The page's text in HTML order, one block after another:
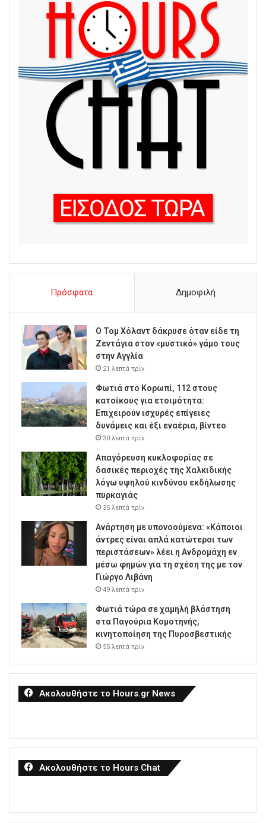
Πρόσφατα Δημοφιλή
Ο Τομ Χόλαντ δάκρυσε όταν είδε τη
Ζεντάγια στον «μυστικό» γάμο τους
στην Αγγλία
21 λεπτά πρίν
Φωτιά στο Κορωπί, 112 στους
κατοίκους για ετοιμότητα:
Επιχειρούν ισχυρές επίγειες
δυνάμεις και έξι εναέρια, βίντεο
30 λεπτά πρίν
Απαγόρευση κυκλοφορίας σε
δασικές περιοχές της Χαλκιδικής
λόγω υψηλού κινδύνου εκδήλωσης
πυρκαγιάς
35 λεπτά πρίν
Ανάρτηση με υπονοούμενα: «Κάποιοι
άντρες είναι απλά κατώτεροι των
περιστάσεων» λέει η Ανδρομάχη εν
μέσω φημών για τη σχέση της με τον
Γιώργο Λιβάνη
49 λεπτά πρίν
Φωτιά τώρα σε χαμηλή βλάστηση
στα Παγούρια Κομοτηνής,
κινητοποίηση της Πυροσβεστικής
55 λεπτά πρίν
Ακολουθήστε το Hours.gr News
Ακολουθήστε το Hours Chat